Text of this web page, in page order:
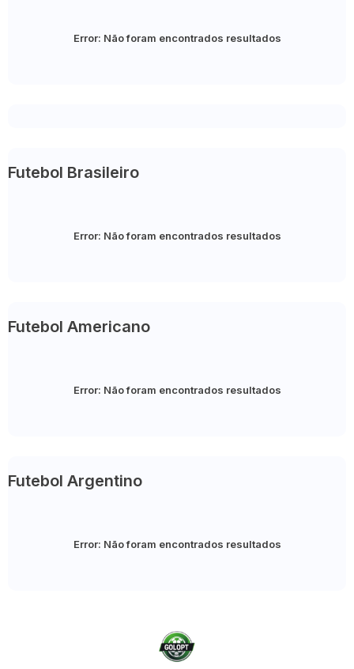
Error: Não foram encontrados resultados
Futebol Brasileiro
Error: Não foram encontrados resultados
Futebol Americano
Error: Não foram encontrados resultados
Futebol Argentino
Error: Não foram encontrados resultados